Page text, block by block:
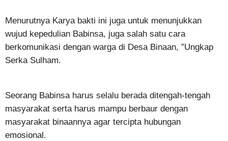
Menurutnya Karya bakti ini juga untuk menunjukkan
wujud kepedulian Babinsa, juga salah satu cara
berkomunikasi dengan warga di Desa Binaan, ”Ungkap
Serka Sulham.
Seorang Babinsa harus selalu berada ditengah-tengah
masyarakat serta harus mampu berbaur dengan
masyarakat binaannya agar tercipta hubungan
emosional.